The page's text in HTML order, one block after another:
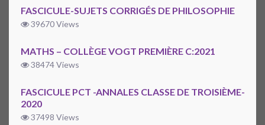
FASCICULE-SUJETS CORRIGÉS DE PHILOSOPHIE
39670 Views
MATHS – COLLÈGE VOGT PREMIÈRE C:2021
38474 Views
FASCICULE PCT -ANNALES CLASSE DE TROISIÈME-
2020
37498 Views